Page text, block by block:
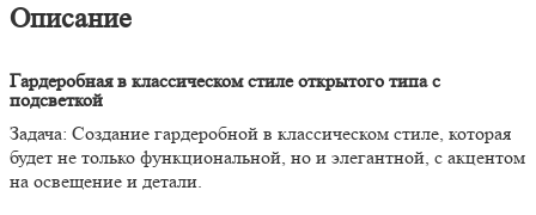
Описание
Гардеробная в классическом стиле открытого типа с
подсветкой
Задача: Создание гардеробной в классическом стиле, которая
будет не только функциональной, но и элегантной, с акцентом
на освещение и детали.